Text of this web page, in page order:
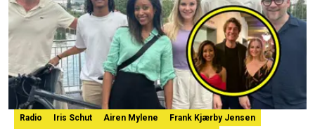
Radio Iris Schut Airen Mylene
Frank Kjærby Jensen